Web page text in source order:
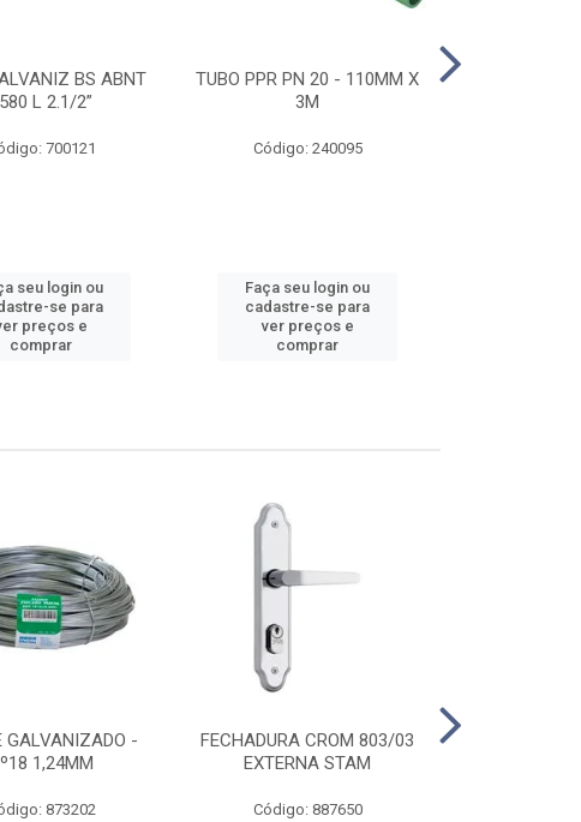
BS ABNT
L 2.1/2”
700121
seu login ou
se para
preços e
comprar
TUBO PPR PN 20 - 110MM X
3M
Código: 240095
Faça seu login ou
cadastre-se para
ver preços e
comprar
GALVANIZADO -
1,24MM
873202
FECHADURA CROM 803/03
EXTERNA STAM
Código: 887650